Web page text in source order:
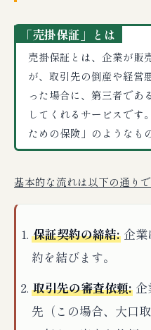
「売掛保証」とは
売掛保証とは、企業が販
が、取引先の倒産や経営
った場合に、第三者であ
してくれるサービスです
ための保険」のようなも
基本的な流れは以下の通りで
保証契約の締結: 企
約を結びます。
取引先の審査依頼:
先（この場合、大口